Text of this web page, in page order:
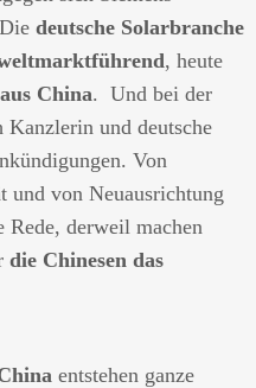
deutsche Solarbranche
, heute
China. Und bei der
Kanzlerin und deutsche
Von
von Neuausrichtung
derweil machen
die Chinesen das
entstehen ganze